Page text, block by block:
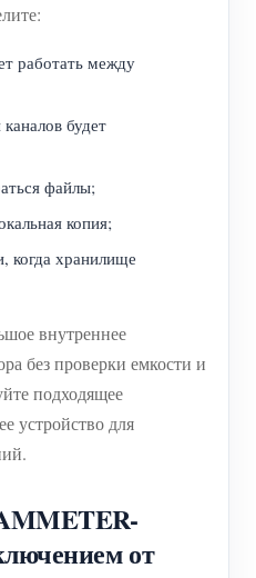
работать между
будет
файлы;
копия;
когда хранилище
внутреннее
без проверки емкости и
подходящее
устройство для
от